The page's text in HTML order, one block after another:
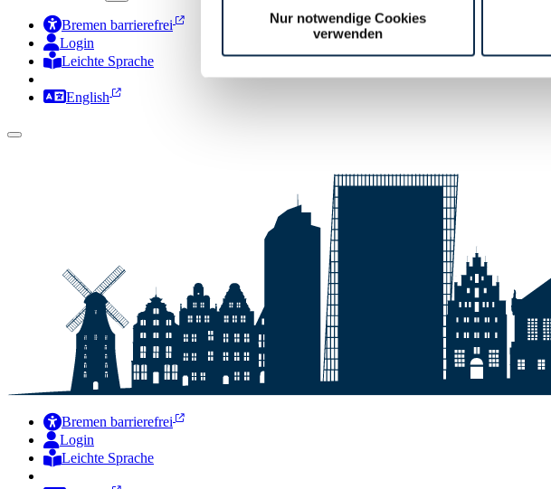
Nur notwendige Cookies
verwenden
Bremen barrierefrei
Login
Leichte Sprache
Zur Deutschen Gebärdensprache
English
Bremen barrierefrei
Login
Leichte Sprache